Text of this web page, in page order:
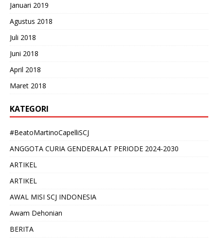
Januari 2019
Agustus 2018
Juli 2018
Juni 2018
April 2018
Maret 2018
KATEGORI
#BeatoMartinoCapelliSCJ
ANGGOTA CURIA GENDERALAT PERIODE 2024-2030
ARTIKEL
ARTIKEL
AWAL MISI SCJ INDONESIA
Awam Dehonian
BERITA